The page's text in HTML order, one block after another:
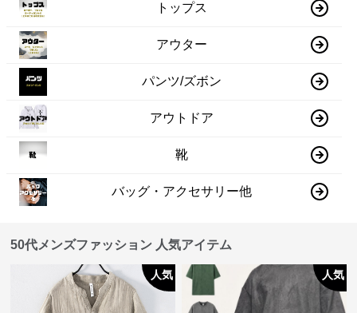
トップス
アウター
パンツ/ズボン
アウトドア
靴
バッグ・アクセサリー他
50代メンズファッション 人気アイテム
人気 人気